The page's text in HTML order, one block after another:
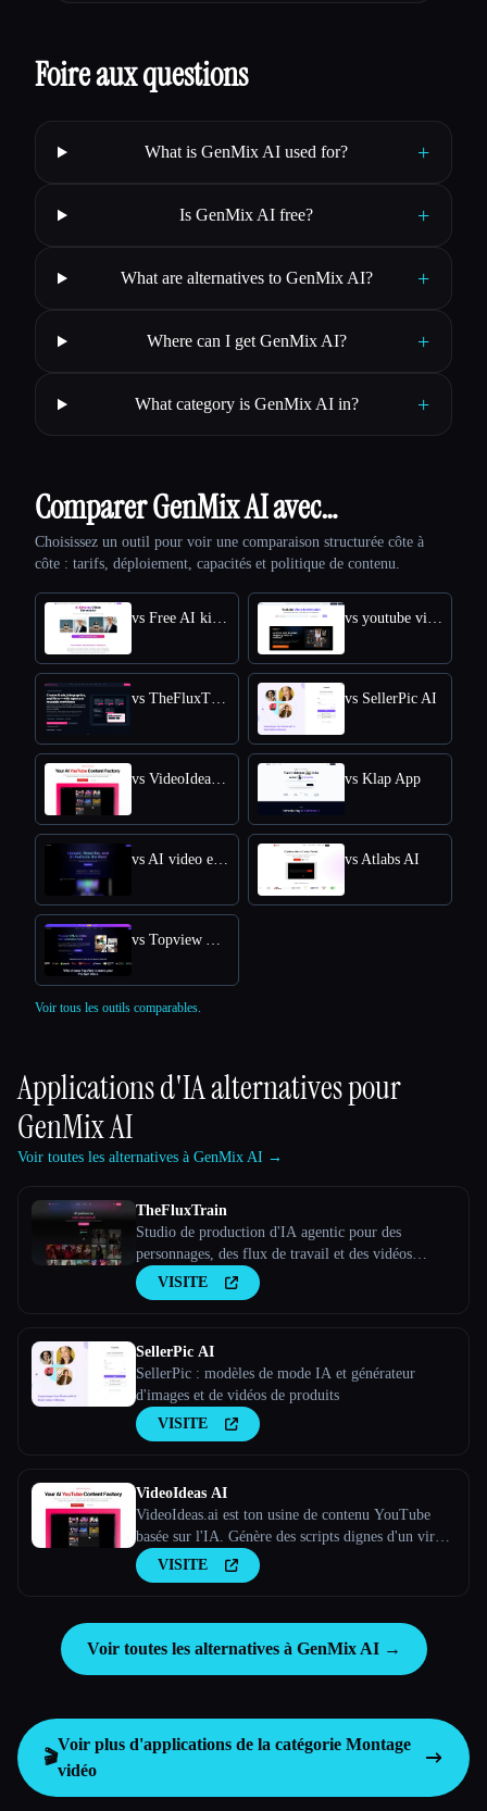
Foire aux questions
What is GenMix AI used for? +
Is GenMix AI free? +
What are alternatives to GenMix AI? +
Where can I get GenMix AI? +
What category is GenMix AI in? +
Comparer GenMix AI avec…
Choisissez un outil pour voir une comparaison structurée côte à
côte : tarifs, déploiement, capacités et politique de contenu.
vs Free AI kissing video generator vs youtube video downloader
vs TheFluxTrain vs SellerPic AI
vs VideoIdeas AI vs Klap App
vs AI video editor vs Atlabs AI
vs Topview AI URL to Video
Voir tous les outils comparables.
Applications d'IA alternatives pour
GenMix AI
Voir toutes les alternatives à GenMix AI →
TheFluxTrain
Studio de production d'IA agentic pour des
personnages, des flux de travail et des vidéos
cohérents
VISITE
SellerPic AI
SellerPic : modèles de mode IA et générateur
d'images et de vidéos de produits
VISITE
VideoIdeas AI
VideoIdeas.ai est ton usine de contenu YouTube
basée sur l'IA. Génère des scripts dignes d'un virus,
de nouvelles idées de vidéos et du contenu captivant
en quelques minutes.
VISITE
Voir toutes les alternatives à GenMix AI →
🎬
Voir plus d'applications de la catégorie Montage
vidéo